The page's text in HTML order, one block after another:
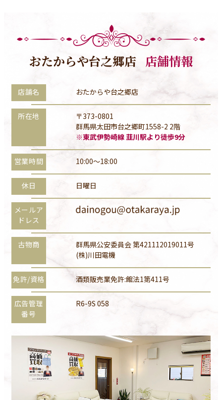
おたからや台之郷店 店舗情報
店舗名 おたからや台之郷店
所在地
〒373-0801
群馬県太田市台之郷町1558-2 2階
※東武伊勢崎線 韮川駅より徒歩9分
営業時間 10:00～18:00
休日 日曜日
メールア
ドレス
古物商
群馬県公安委員会 第421112019011号
(株)川田電機
免許/資格 酒類販売業免許:館法1第411号
広告管理
番号
R6-9S 058